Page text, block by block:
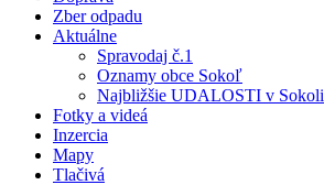
Zber odpadu
Aktuálne
Spravodaj č.1
Oznamy obce Sokoľ
Najbližšie UDALOSTI v Sokoli
Fotky a videá
Inzercia
Mapy
Tlačivá